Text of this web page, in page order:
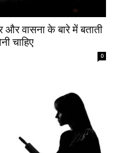
वासना के बारे में बताती
चाहिए
0